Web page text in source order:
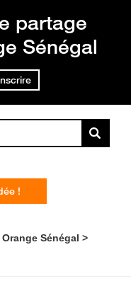
partage
Sénégal
!
Sénégal